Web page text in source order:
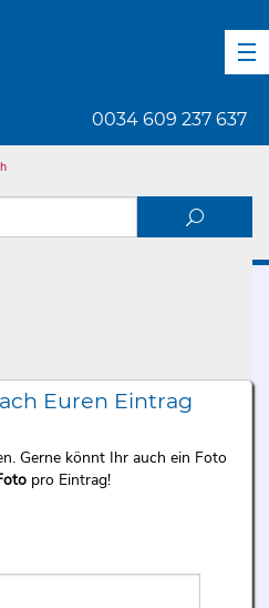
0034 609 237 637
Euren Eintrag
Gerne könnt Ihr auch ein Foto
pro Eintrag!